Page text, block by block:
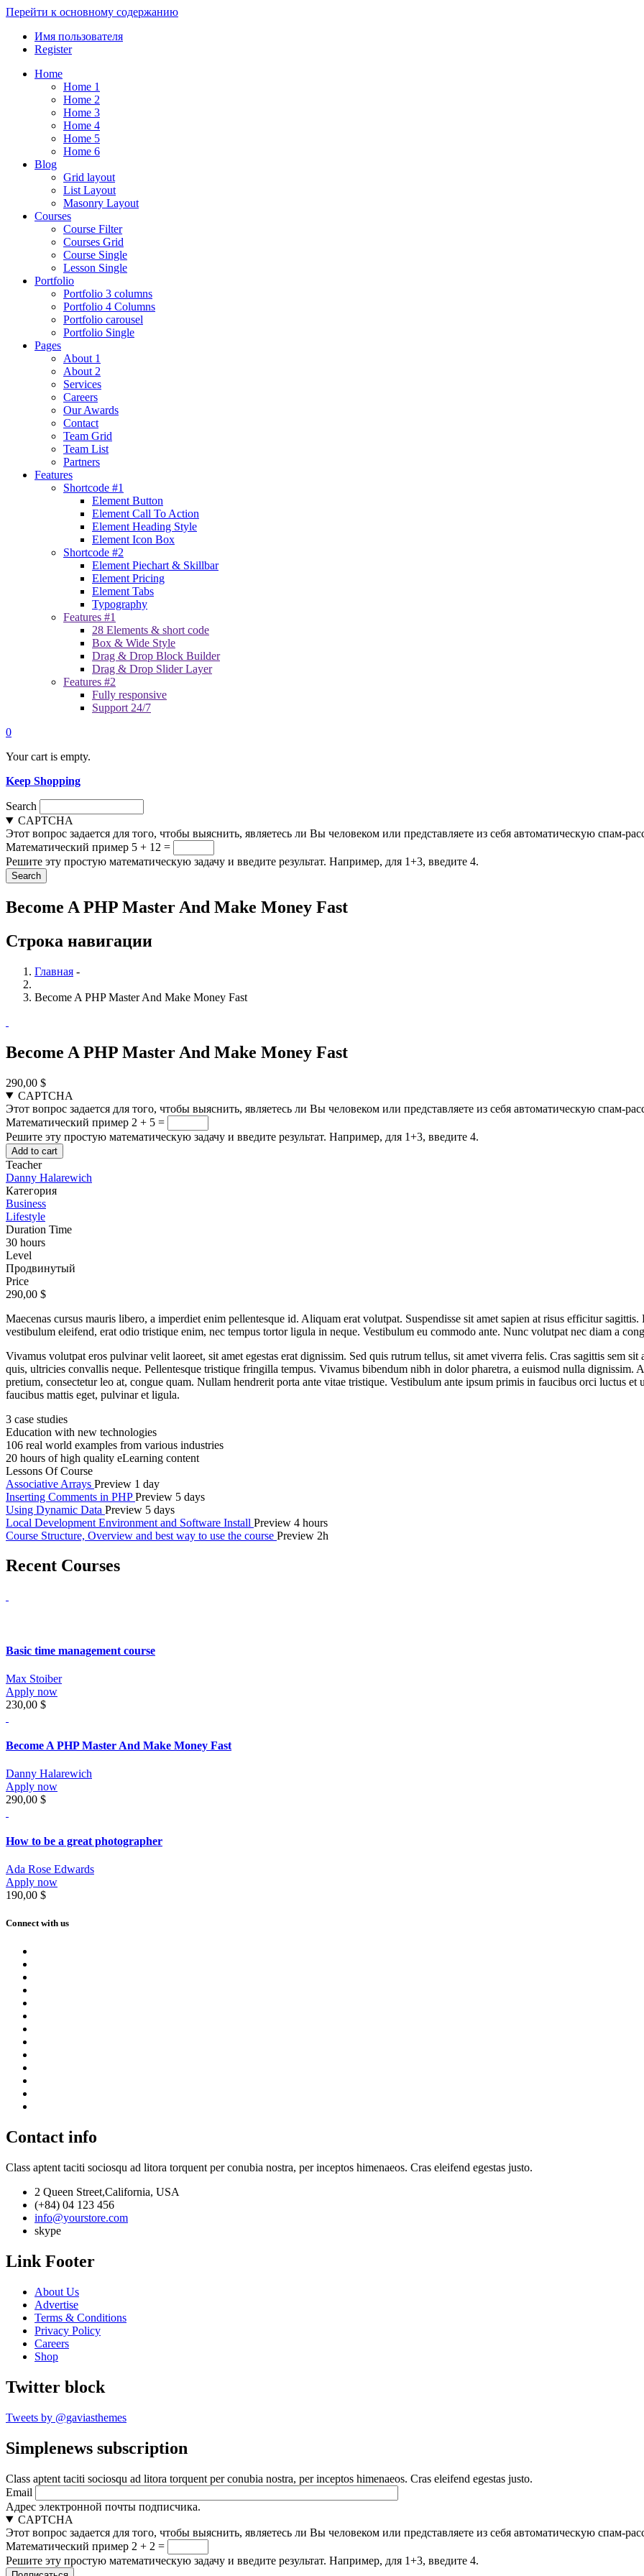
Перейти к основному содержанию
Имя пользователя
Register
Home
Home 1
Home 2
Home 3
Home 4
Home 5
Home 6
Blog
Grid layout
List Layout
Masonry Layout
Courses
Course Filter
Courses Grid
Course Single
Lesson Single
Portfolio
Portfolio 3 columns
Portfolio 4 Columns
Portfolio carousel
Portfolio Single
Pages
About 1
About 2
Services
Careers
Our Awards
Contact
Team Grid
Team List
Partners
Features
Shortcode #1
Element Button
Element Call To Action
Element Heading Style
Element Icon Box
Shortcode #2
Element Piechart & Skillbar
Element Pricing
Element Tabs
Typography
Features #1
28 Elements & short code
Box & Wide Style
Drag & Drop Block Builder
Drag & Drop Slider Layer
Features #2
Fully responsive
Support 24/7
0
Your cart is empty.
Keep Shopping
Search
CAPTCHA
Этот вопрос задается для того, чтобы выяснить, являетесь ли Вы человеком или представляете из себя автоматическую спам-
Математический пример 5 + 12 =
Решите эту простую математическую задачу и введите результат. Например, для 1+3, введите 4.
Become A PHP Master And Make Money Fast
Строка навигации
Главная -
Become A PHP Master And Make Money Fast
Become A PHP Master And Make Money Fast
290,00 $
CAPTCHA
Этот вопрос задается для того, чтобы выяснить, являетесь ли Вы человеком или представляете из себя автоматическую спам-
Математический пример 2 + 5 =
Решите эту простую математическую задачу и введите результат. Например, для 1+3, введите 4.
Teacher
Danny Halarewich
Категория
Business
Lifestyle
Duration Time
30 hours
Level
Продвинутый
Price
290,00 $
Maecenas cursus mauris libero, a imperdiet enim pellentesque id. Aliquam erat volutpat. Suspendisse sit amet sapien at risus efficitur
vestibulum eleifend, erat odio tristique enim, nec tempus tortor ligula in neque. Vestibulum eu commodo ante. Nunc volutpat nec diam a
Vivamus volutpat eros pulvinar velit laoreet, sit amet egestas erat dignissim. Sed quis rutrum tellus, sit amet viverra felis. Cras sagittis sem
quis, ultricies convallis neque. Pellentesque tristique fringilla tempus. Vivamus bibendum nibh in dolor pharetra, a euismod nulla dignissim.
pretium, consectetur leo at, congue quam. Nullam hendrerit porta ante vitae tristique. Vestibulum ante ipsum primis in faucibus orci luctus
faucibus mattis eget, pulvinar et ligula.
3 case studies
Education with new technologies
106 real world examples from various industries
20 hours of high quality eLearning content
Lessons Of Course
Associative Arrays Preview 1 day
Inserting Comments in PHP Preview 5 days
Using Dynamic Data Preview 5 days
Local Development Environment and Software Install Preview 4 hours
Course Structure, Overview and best way to use the course Preview 2h
Recent Courses
Basic time management course
Max Stoiber
Apply now
230,00 $
Become A PHP Master And Make Money Fast
Danny Halarewich
Apply now
290,00 $
How to be a great photographer
Ada Rose Edwards
Apply now
190,00 $
Connect with us
Contact info
Class aptent taciti sociosqu ad litora torquent per conubia nostra, per inceptos himenaeos. Cras eleifend egestas justo.
2 Queen Street,California, USA
(+84) 04 123 456
info@yourstore.com
skype
Link Footer
About Us
Advertise
Terms & Conditions
Privacy Policy
Careers
Shop
Twitter block
Tweets by @gaviasthemes
Simplenews subscription
Class aptent taciti sociosqu ad litora torquent per conubia nostra, per inceptos himenaeos. Cras eleifend egestas justo.
Email
Адрес электронной почты подписчика.
CAPTCHA
Этот вопрос задается для того, чтобы выяснить, являетесь ли Вы человеком или представляете из себя автоматическую спам-
Математический пример 2 + 2 =
Решите эту простую математическую задачу и введите результат. Например, для 1+3, введите 4.